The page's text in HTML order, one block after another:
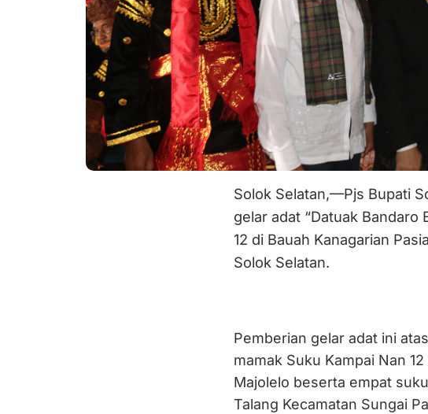
Solok Selatan,—Pjs Bupati
gelar adat “Datuak Bandaro
12 di Bauah Kanagarian
Solok Selatan.
Pemberian gelar adat ini
mamak Suku Kampai Nan
Majolelo beserta empat
Talang Kecamatan Sungai